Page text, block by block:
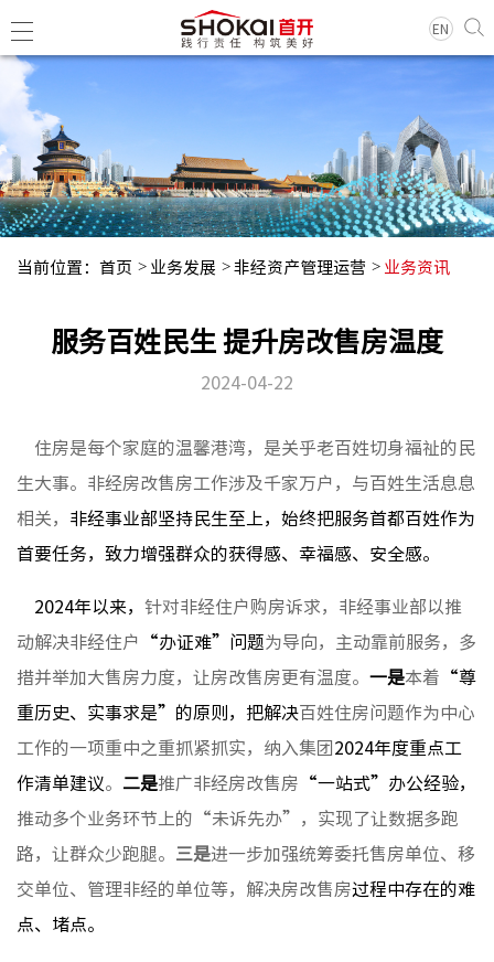
EN
集团简
领导团
历史沿
组织架
经典项
集团新
基层动
非经资
城市更
房地产
物业管
建筑工
当前位置： 首页 业务发展 非经资产管理运营 业务资讯
服务百姓民生 提升房改售房温度
2024-04-22
住房是每个家庭的温馨港湾，是关乎老百姓切身福祉的民
生大事。非经房改售房工作涉及千家万户，与百姓生活息息
相关， 非经事业部坚持民生至上，始终把服务首都百姓作为
首要任务，致力增强群众的获得感、幸福感、安全感。
2024年以来， 针对非经住户购房诉求，非经事业部以推
动解决非经住户
“办证难”问题为导向，主动靠前服务，多
措并举加大售房力度，让房改售房更有温度。 一是本着 “尊
重历史、实事求是”的原则，把解决百姓住房问题作为中心
工作的一项重中之重抓紧抓实，纳入集团 2024年度重点工
作清单建议。 二是推广非经房改售房 “一站式”办公经验，
推动多个业务环节上的“未诉先办”，实现了让数据多跑
路，让群众少跑腿。
三是进一步加强统筹委托售房单位、移
交单位、管理非经的单位等，解决房改售房过程中存在的难
点、堵点。